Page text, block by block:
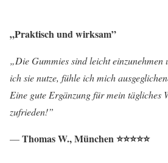
„Praktisch und wirksam”
„Die Gummies sind leicht einzunehmen
ich sie nutze, fühle ich mich
Eine gute Ergänzung für mein tägliches
zufrieden!”
—Thomas W., München ⭐⭐⭐⭐⭐